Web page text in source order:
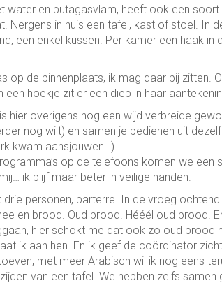
water en butagasvlam, heeft ook een
Nergens in huis een tafel, kast of stoel. In
een enkel kussen. Per kamer een haak in
op de binnenplaats, ik mag daar bij zitten.
een hoekje zit er een diep in haar
hier overigens nog een wijd verbreide
nog wilt) en samen je bedienen uit
kwam aansjouwen…)
op de telefoons komen we een
ik blijf maar beter in veilige handen.
personen, parterre. In de vroeg
en brood. Oud brood. Hééél oud brood.
hier schokt me dat ook zo oud brood
ik aan hen. En ik geef de coördinator
met meer Arabisch wil ik nog eens
van een tafel. We hebben zelfs